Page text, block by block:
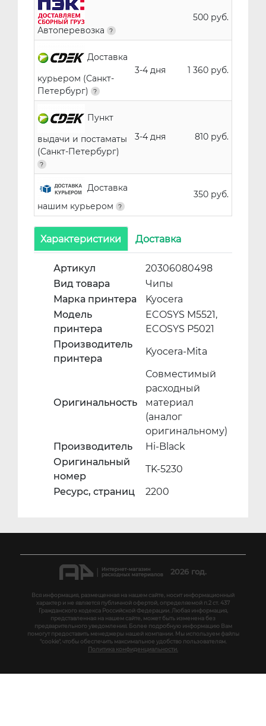
Автоперевозка
500 руб.
Доставка
курьером (Санкт-
Петербург)
3-4 дня 1 360 руб.
Пункт
выдачи и постаматы
(Санкт-Петербург)
3-4 дня 810 руб.
Доставка
нашим курьером
350 руб.
Характеристики Доставка
Артикул
20306080498
Вид товара
Чипы
Марка принтера
Kyocera
Модель
принтера
ECOSYS M5521,
ECOSYS P5021
Производитель
принтера
Kyocera-Mita
Оригинальность
Совместимый
расходный
материал
(аналог
оригинальному)
Производитель
Hi-Black
Оригинальный
номер
TK-5230
Ресурс, страниц
2200
2026 год.
Вся информация, размещенная на нашем сайте, носит информационный
характер и не является публичной офертой, определяемой п.2 ст. 437
Гражданского кодекса Российской Федерации. Любая информация,
представленная на нашем сайте, может быть изменена без
предварительного уведомления. Более подробную информацию Вам
помогут предоставить менеджеры нашей компании. Мы используем файлы
"cookie", чтобы обеспечить максимальное удобство пользователям.
Политика конфиденциальности.